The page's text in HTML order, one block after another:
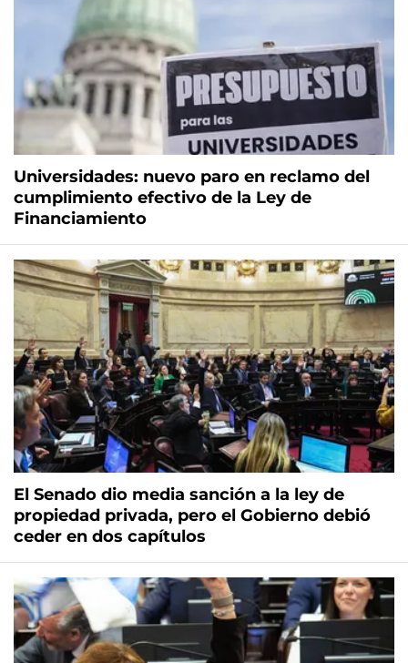
Universidades: nuevo paro en reclamo del
cumplimiento efectivo de la Ley de
Financiamiento
El Senado dio media sanción a la ley de
propiedad privada, pero el Gobierno debió
ceder en dos capítulos